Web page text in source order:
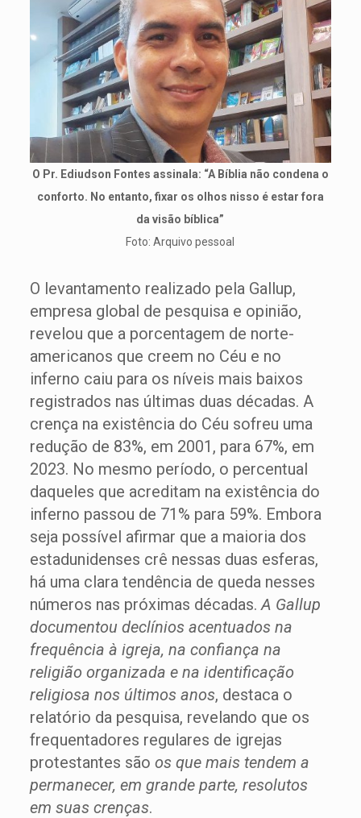
O Pr. Ediudson Fontes assinala: “A Bíblia não condena o
conforto. No entanto, fixar os olhos nisso é estar fora
da visão bíblica”
Foto: Arquivo pessoal
O levantamento realizado pela Gallup,
empresa global de pesquisa e opinião,
revelou que a porcentagem de norte-
americanos que creem no Céu e no
inferno caiu para os níveis mais baixos
registrados nas últimas duas décadas. A
crença na existência do Céu sofreu uma
redução de 83%, em 2001, para 67%, em
2023. No mesmo período, o percentual
daqueles que acreditam na existência do
inferno passou de 71% para 59%. Embora
seja possível afirmar que a maioria dos
estadunidenses crê nessas duas esferas,
há uma clara tendência de queda nesses
números nas próximas décadas.A Gallup
documentou declínios acentuados na
frequência à igreja, na confiança na
religião organizada e na identificação
religiosa nos últimos anos, destaca o
relatório da pesquisa, revelando que os
frequentadores regulares de igrejas
protestantes são os que mais tendem a
permanecer, em grande parte, resolutos
em suas crenças.